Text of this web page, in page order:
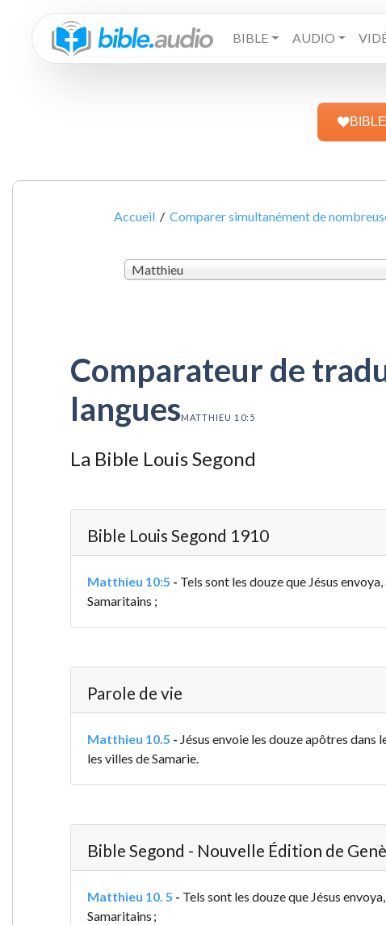
BIBLE AUDIO
Accueil /Comparer simultanément de
Matthieu
Comparateur de
languesMATTHIEU 10:5
La Bible Louis Segond
Bible Louis Segond 1910
Matthieu 10:5 - Tels sont les douze que Jésus
Samaritains ;
Parole de vie
Matthieu 10.5 - Jésus envoie les douze apôtres dans
les villes de Samarie.
Bible Segond - Nouvelle Édition de
Matthieu 10. 5 - Tels sont les douze que Jésus
Samaritains ;